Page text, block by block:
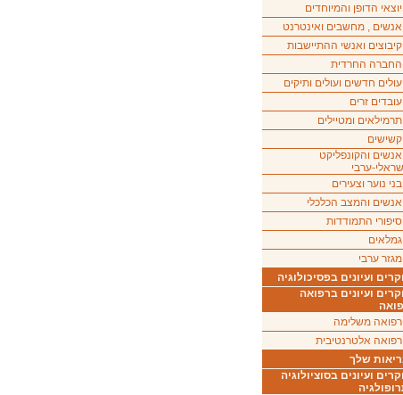
יוצאי הדופן והמיוחדים
אנשים , מחשבים ואינטרנט
קיבוצים ואנשי ההתיישבות
החברה החרדית
עולים חדשים ועולים ותיקים
עובדים זרים
תרמילאים ומטיילים
קשישים
אנשים והקונפליקט
ערבי
בני נוער וצעירים
אנשים והמצב הכלכלי
סיפורי התמודדות
גמלאים
מגזר ערבי
ועיונים בפסיכולוגיה
ועיונים ברפואה
רפואה משלימה
רפואה אלטרנטיבית
שלך
ועיונים בסוציולוגיה